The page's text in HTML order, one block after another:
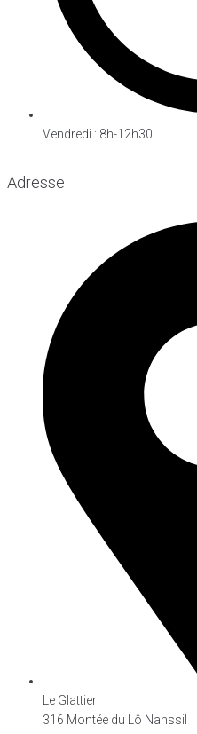
Vendredi : 8h-12h30
Adresse
Le Glattier
316 Montée du Lô Nanssil